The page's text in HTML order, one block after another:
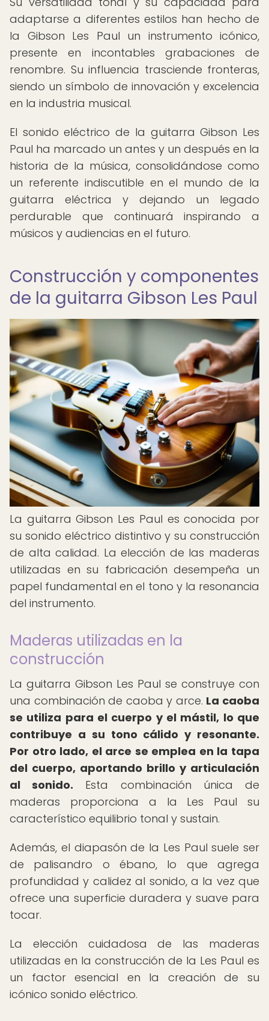
adaptarse a diferentes estilos han hecho de
la Gibson Les Paul un instrumento icónico,
presente en incontables grabaciones de
renombre. Su influencia trasciende fronteras,
siendo un símbolo de innovación y excelencia
en la industria musical.
El sonido eléctrico de la guitarra Gibson Les
Paul ha marcado un antes y un después en la
historia de la música, consolidándose como
un referente indiscutible en el mundo de la
guitarra eléctrica y dejando un legado
perdurable que continuará inspirando a
músicos y audiencias en el futuro.
Construcción y componentes
de la guitarra Gibson Les Paul
La guitarra Gibson Les Paul es conocida por
su sonido eléctrico distintivo y su construcción
de alta calidad. La elección de las maderas
utilizadas en su fabricación desempeña un
papel fundamental en el tono y la resonancia
del instrumento.
Maderas utilizadas en la
construcción
La guitarra Gibson Les Paul se construye con
una combinación de caoba y arce. La caoba
se utiliza para el cuerpo y el mástil, lo que
contribuye a su tono cálido y resonante.
Por otro lado, el arce se emplea en la tapa
del cuerpo, aportando brillo y articulación
al sonido. Esta combinación única de
maderas proporciona a la Les Paul su
característico equilibrio tonal y sustain.
Además, el diapasón de la Les Paul suele ser
de palisandro o ébano, lo que agrega
profundidad y calidez al sonido, a la vez que
ofrece una superficie duradera y suave para
tocar.
La elección cuidadosa de las maderas
utilizadas en la construcción de la Les Paul es
un factor esencial en la creación de su
icónico sonido eléctrico.